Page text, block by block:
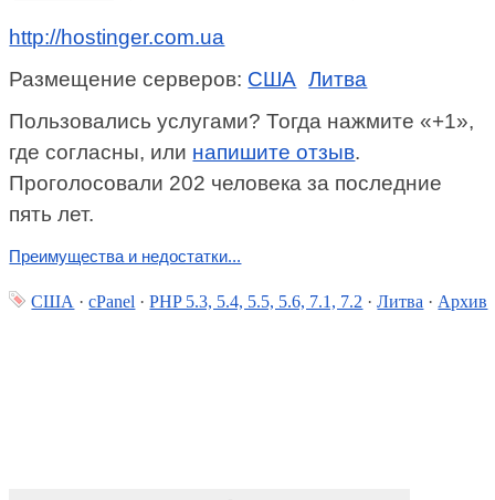
http://hostinger.com.ua
Размещение серверов: США Литва
Пользовались услугами? Тогда нажмите «+1»,
где согласны, или напишите отзыв.
Проголосовали 202 человека за последние
пять лет.
Преимущества и недостатки...
США ·cPanel ·PHP 5.3, 5.4, 5.5, 5.6, 7.1, 7.2 ·Литва ·Архив